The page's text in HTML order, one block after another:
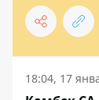
18:04, 17